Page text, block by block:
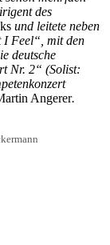
des
und leitete neben
I Feel“, mit den
deutsche
Nr. 2“ (Solist:
Angerer.